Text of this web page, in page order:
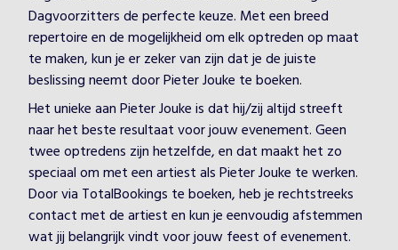
Dagvoorzitters de perfecte keuze. Met een breed
repertoire en de mogelijkheid om elk optreden op maat
te maken, kun je er zeker van zijn dat je de juiste
beslissing neemt door Pieter Jouke te boeken.
Het unieke aan Pieter Jouke is dat hij/zij altijd streeft
naar het beste resultaat voor jouw evenement. Geen
twee optredens zijn hetzelfde, en dat maakt het zo
speciaal om met een artiest als Pieter Jouke te werken.
Door via TotalBookings te boeken, heb je rechtstreeks
contact met de artiest en kun je eenvoudig afstemmen
wat jij belangrijk vindt voor jouw feest of evenement.